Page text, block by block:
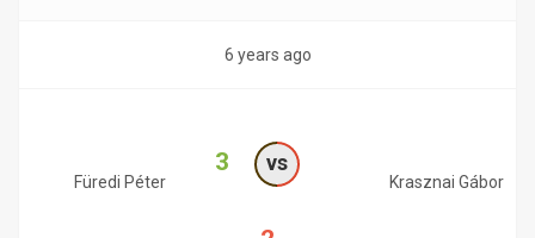
6 years ago
Füredi Péter
3 vs
Krasznai Gábor